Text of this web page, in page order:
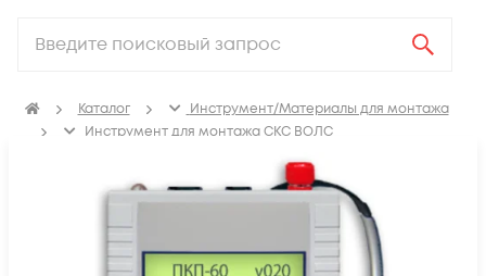
Каталог
Инструмент/Материалы для монтажа
Инструмент для монтажа СКС ВОЛС